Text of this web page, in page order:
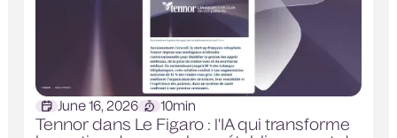
June 16, 2026 10min
Tennor dans Le Figaro : l'IA qui transforme